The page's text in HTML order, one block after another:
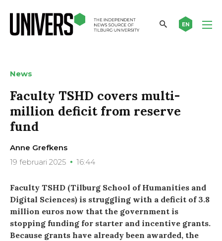
EN
News
Faculty TSHD covers multi-
million deficit from reserve
fund
Anne Grefkens
19 februari 2025
16:44
Faculty TSHD (Tilburg School of Humanities and
Digital Sciences) is struggling with a deficit of 3.8
million euros now that the government is
stopping funding for starter and incentive grants.
Because grants have already been awarded, the